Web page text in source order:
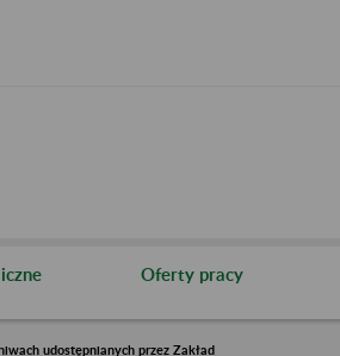
Oferty pracy
udostępnianych przez Zakład